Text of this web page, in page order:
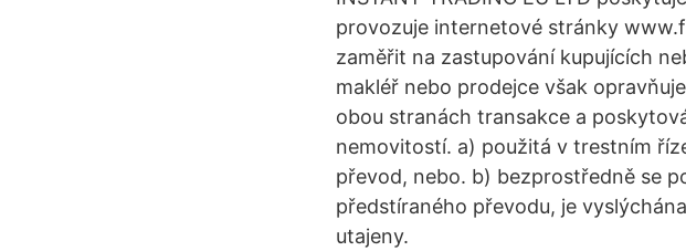
provozuje internetové stránky
zaměřit na zastupování kupujících
makléř nebo prodejce však
obou stranách transakce a
nemovitostí. a) použitá v trestním
převod, nebo. b) bezprostředně se
předstíraného převodu, je
utajeny.